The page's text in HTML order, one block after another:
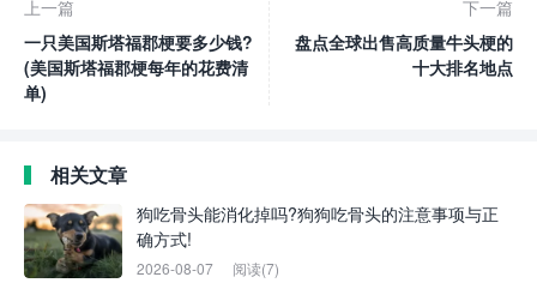
上一篇
一只美国斯塔福郡梗要多少钱?
(美国斯塔福郡梗每年的花费清
单)
下一篇
盘点全球出售高质量牛头梗的
十大排名地点
相关文章
狗吃骨头能消化掉吗?狗狗吃骨头的注意事项与正
确方式!
2026-08-07 阅读(7)